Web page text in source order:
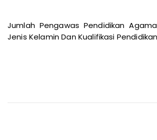
Jumlah Pengawas Pendidikan
Jenis Kelamin Dan Kualifikasi Pendidikan